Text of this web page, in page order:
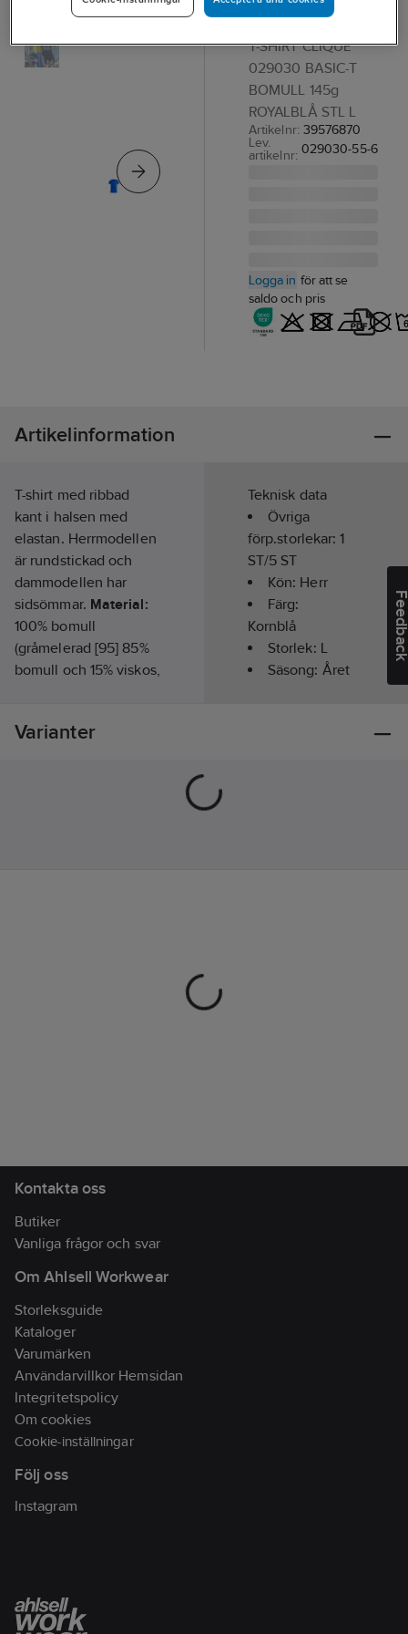
Basic-T
T-SHIRT CLIQUE
029030 BASIC-T
BOMULL 145g
ROYALBLÅ STL L
Artikelnr: 39576870
Lev.
artikelnr: 029030-55-6
Logga in för att se
saldo och pris
Artikelinformation
T-shirt med ribbad
kant i halsen med
elastan. Herrmodellen
är rundstickad och
dammodellen har
sidsömmar. Material:
100% bomull
(gråmelerad [95] 85%
bomull och 15% viskos,
antracitmelerad [955]
Teknisk data
Övriga
förp.storlekar:1
ST/5 ST
Kön: Herr
Färg:
Kornblå
Storlek: L
Säsong: Året
Varianter
Kontakta oss
Butiker
Vanliga frågor och svar
Om Ahlsell Workwear
Storleksguide
Kataloger
Varumärken
Användarvillkor Hemsidan
Integritetspolicy
Om cookies
Cookie-inställningar
Följ oss
Instagram